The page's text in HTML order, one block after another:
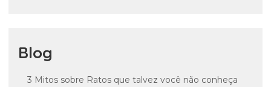
Blog
3 Mitos sobre Ratos que talvez você não conheça